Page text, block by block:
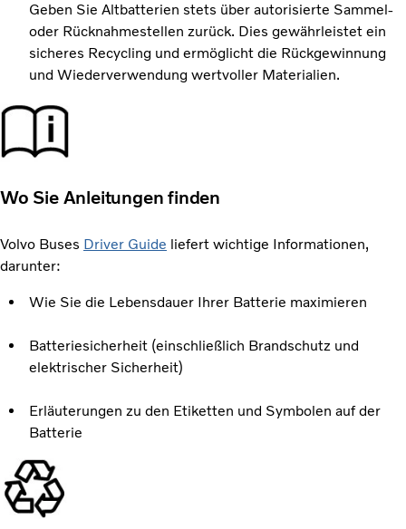
Geben Sie Altbatterien stets über autorisierte Sammel-
oder Rücknahmestellen zurück. Dies gewährleistet ein
sicheres Recycling und ermöglicht die Rückgewinnung
und Wiederverwendung wertvoller Materialien.
Wo Sie Anleitungen finden
Volvo Buses Driver Guide liefert wichtige Informationen,
darunter:
Wie Sie die Lebensdauer Ihrer Batterie maximieren
Batteriesicherheit (einschließlich Brandschutz und
elektrischer Sicherheit)
Erläuterungen zu den Etiketten und Symbolen auf der
Batterie